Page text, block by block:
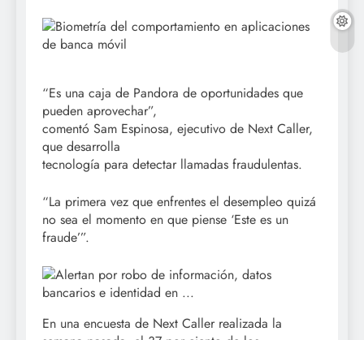
“Es una caja de Pandora de oportunidades que
pueden aprovechar”,
comentó Sam Espinosa, ejecutivo de Next Caller,
que desarrolla
tecnología para detectar llamadas fraudulentas.
“La primera vez que enfrentes el desempleo quizá
no sea el momento en que piense ‘Este es un
fraude’”.
En una encuesta de Next Caller realizada la